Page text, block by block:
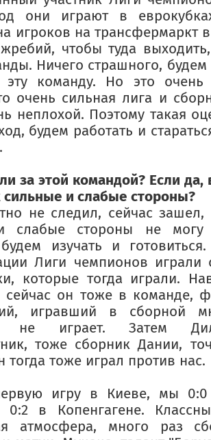
они играют в
игроков на трансфермаркт
чтобы туда
Ничего страшного, будем
эту команду. Но это
очень сильная лига и
неплохой. Поэтому такая
будем работать и
за этой командой? Если
сильные и слабые стороны?
не следил, сейчас зашел,
слабые стороны не могу
будем изучать и
Лиги чемпионов
которые тогда играли.
сейчас он тоже в команде,
игравший в сборной
не играет. Затем
тоже сборник Дании,
тогда тоже играл против нас.
игру в Киеве, мы 0:0
0:2 в Копенгагене.
атмосфера, много раз